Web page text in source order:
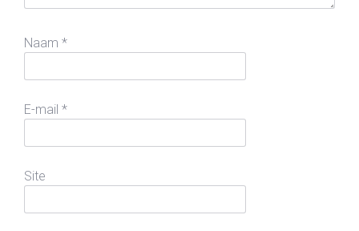
Naam *
E-mail *
Site